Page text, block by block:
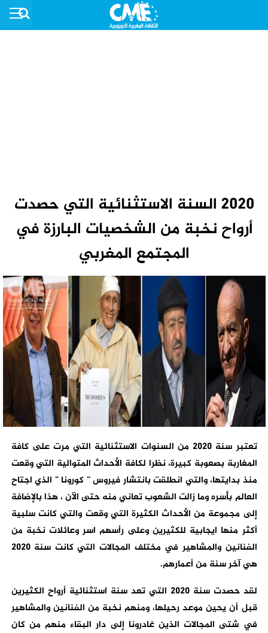
2020 السنة الاستثنائية التي حصدت
أرواح نخبة من الشخصيات البارزة في
المجتمع المغربي
تعتبر سنة 2020 من السنوات الاستثنائية التي مرت على كافة
المغاربة بصعوبة كبيرة، نظرا لكافة الأحداث المتوالية التي وقعت
منذ بدايتها، والتي انطلقت بانتشار فيروس ” كورونا ” الذي اجتاح
العالم بأسره وما زالت الشعوب تعاني منه حتى الآن ، هذا بالإضافة
إلى مجموعة من الأحداث الكثيرة التي وقعت والتي كانت سلبية
أكثر منها ايجابية للكثيرين وعلى رأسهم اسر وعائلات نخبة من
الفنانين والمشاهير في مختلف المجالات التي كانت سنة 2020
هي آخر سنة من أعمارهم.
لقد حصدت سنة 2020 التي تعد سنة استثنائية أرواح الكثيرين
قبل أن يحين موعد رحيلها، ومنهم نخبة من الفنانين والمشاهير
في شتى المجالات الذين غادرونا إلى دار البقاء منهم من كان